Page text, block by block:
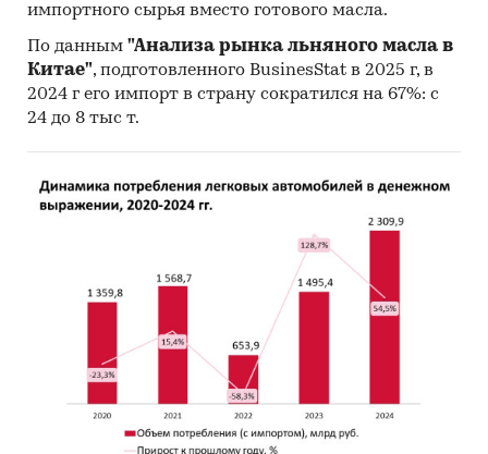
импортного сырья вместо готового масла.
По данным "Анализа рынка льняного масла в
Китае", подготовленного BusinesStat в 2025 г, в
2024 г его импорт в страну сократился на 67%: с
24 до 8 тыс т.